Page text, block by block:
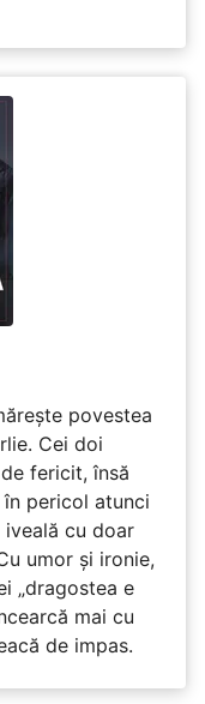
povestea
Cei doi
fericit, însă
pericol atunci
cu doar
umor și ironie,
„dragostea e
mai cu
de impas.